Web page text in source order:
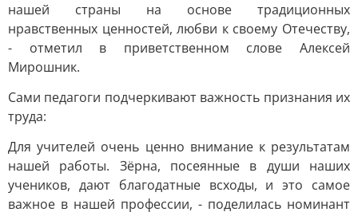
нашей страны на основе традиционных
нравственных ценностей, любви к своему Отечеству,
- отметил в приветственном слове Алексей
Мирошник.
Сами педагоги подчеркивают важность признания их
труда:
Для учителей очень ценно внимание к результатам
нашей работы. Зёрна, посеянные в души наших
учеников, дают благодатные всходы, и это самое
важное в нашей профессии, - поделилась номинант